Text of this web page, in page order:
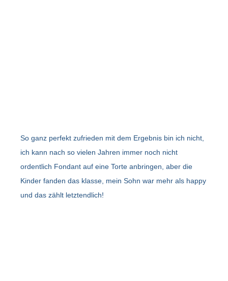
So ganz perfekt zufrieden mit dem Ergebnis bin ich nicht,
ich kann nach so vielen Jahren immer noch nicht
ordentlich Fondant auf eine Torte anbringen, aber die
Kinder fanden das klasse, mein Sohn war mehr als happy
und das zählt letztendlich!